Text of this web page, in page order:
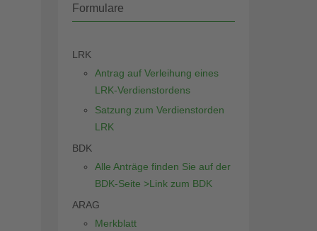
Formulare
LRK
Antrag auf Verleihung eines
LRK-Verdienstordens
Satzung zum Verdienstorden
LRK
BDK
Alle Anträge finden Sie auf der
BDK-Seite >Link zum BDK
ARAG
Merkblatt